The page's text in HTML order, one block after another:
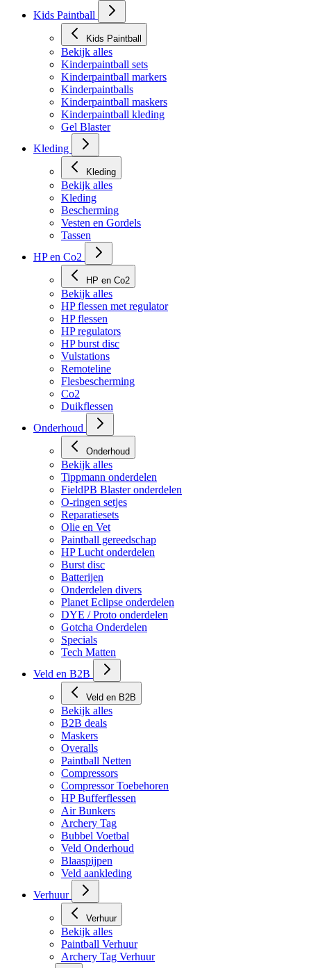
Kids Paintball
Kids Paintball
Bekijk alles
Kinderpaintball sets
Kinderpaintball markers
Kinderpaintballs
Kinderpaintball maskers
Kinderpaintball kleding
Gel Blaster
Kleding
Kleding
Bekijk alles
Kleding
Bescherming
Vesten en Gordels
Tassen
HP en Co2
HP en Co2
Bekijk alles
HP flessen met regulator
HP flessen
HP regulators
HP burst disc
Vulstations
Remoteline
Flesbescherming
Co2
Duikflessen
Onderhoud
Onderhoud
Bekijk alles
Tippmann onderdelen
FieldPB Blaster onderdelen
O-ringen setjes
Reparatiesets
Olie en Vet
Paintball gereedschap
HP Lucht onderdelen
Burst disc
Batterijen
Onderdelen divers
Planet Eclipse onderdelen
DYE / Proto onderdelen
Gotcha Onderdelen
Specials
Tech Matten
Veld en B2B
Veld en B2B
Bekijk alles
B2B deals
Maskers
Overalls
Paintball Netten
Compressors
Compressor Toebehoren
HP Bufferflessen
Air Bunkers
Archery Tag
Bubbel Voetbal
Veld Onderhoud
Blaaspijpen
Veld aankleding
Verhuur
Verhuur
Bekijk alles
Paintball Verhuur
Archery Tag Verhuur